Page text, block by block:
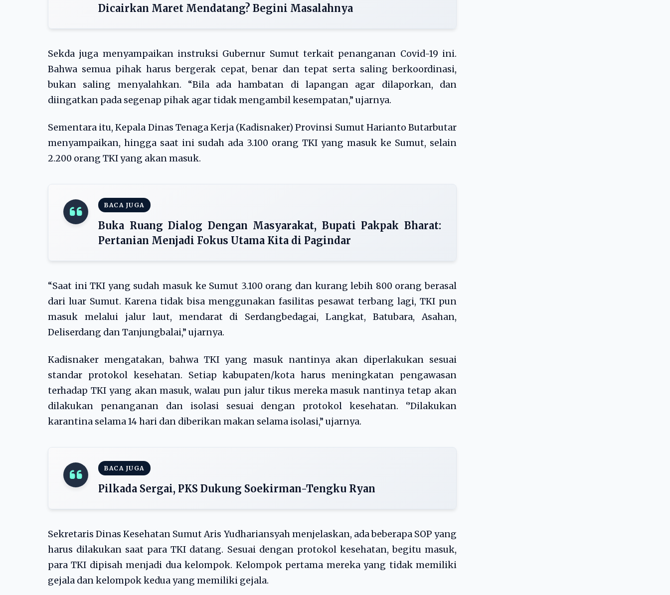
Dicairkan Maret Mendatang? Begini Masalahnya
Sekda juga menyampaikan instruksi Gubernur Sumut terkait penanganan Covid-19 ini.
Bahwa semua pihak harus bergerak cepat, benar dan tepat serta saling berkoordinasi,
bukan saling menyalahkan. “Bila ada hambatan di lapangan agar dilaporkan, dan
diingatkan pada segenap pihak agar tidak mengambil kesempatan,” ujarnya.
Sementara itu, Kepala Dinas Tenaga Kerja (Kadisnaker) Provinsi Sumut Harianto Butarbutar
menyampaikan, hingga saat ini sudah ada 3.100 orang TKI yang masuk ke Sumut, selain
2.200 orang TKI yang akan masuk.
BACA JUGA
Buka Ruang Dialog Dengan Masyarakat, Bupati Pakpak Bharat:
Pertanian Menjadi Fokus Utama Kita di Pagindar
“Saat ini TKI yang sudah masuk ke Sumut 3.100 orang dan kurang lebih 800 orang berasal
dari luar Sumut. Karena tidak bisa menggunakan fasilitas pesawat terbang lagi, TKI pun
masuk melalui jalur laut, mendarat di Serdangbedagai, Langkat, Batubara, Asahan,
Deliserdang dan Tanjungbalai,” ujarnya.
Kadisnaker mengatakan, bahwa TKI yang masuk nantinya akan diperlakukan sesuai
standar protokol kesehatan. Setiap kabupaten/kota harus meningkatan pengawasan
terhadap TKI yang akan masuk, walau pun jalur tikus mereka masuk nantinya tetap akan
dilakukan penanganan dan isolasi sesuai dengan protokol kesehatan. ‘’Dilakukan
karantina selama 14 hari dan diberikan makan selama isolasi,” ujarnya.
BACA JUGA
Pilkada Sergai, PKS Dukung Soekirman-Tengku Ryan
Sekretaris Dinas Kesehatan Sumut Aris Yudhariansyah menjelaskan, ada beberapa SOP yang
harus dilakukan saat para TKI datang. Sesuai dengan protokol kesehatan, begitu masuk,
para TKI dipisah menjadi dua kelompok. Kelompok pertama mereka yang tidak memiliki
gejala dan kelompok kedua yang memiliki gejala.